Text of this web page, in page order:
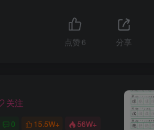
点赞 6 分享
关注
0 15.5W+ 56W+